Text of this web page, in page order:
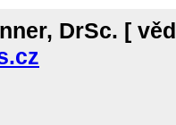
DrSc. [